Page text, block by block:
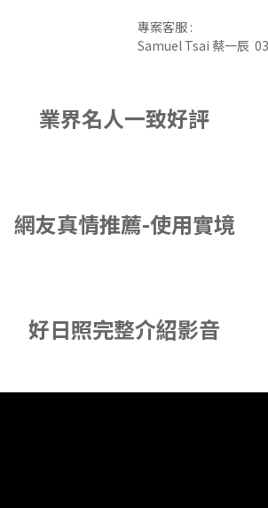
專案客服 :
Samuel Tsai 蔡一辰
業界名人一致好評
網友真情推薦-使用實境
好日照完整介紹影音